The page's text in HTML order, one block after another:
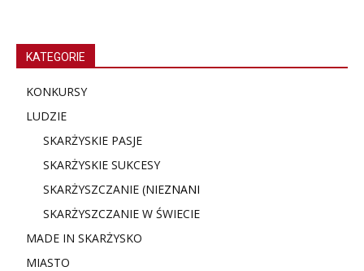
KATEGORIE
KONKURSY
LUDZIE
SKARŻYSKIE PASJE
SKARŻYSKIE SUKCESY
SKARŻYSZCZANIE (NIEZNANI
SKARŻYSZCZANIE W ŚWIECIE
MADE IN SKARŻYSKO
MIASTO